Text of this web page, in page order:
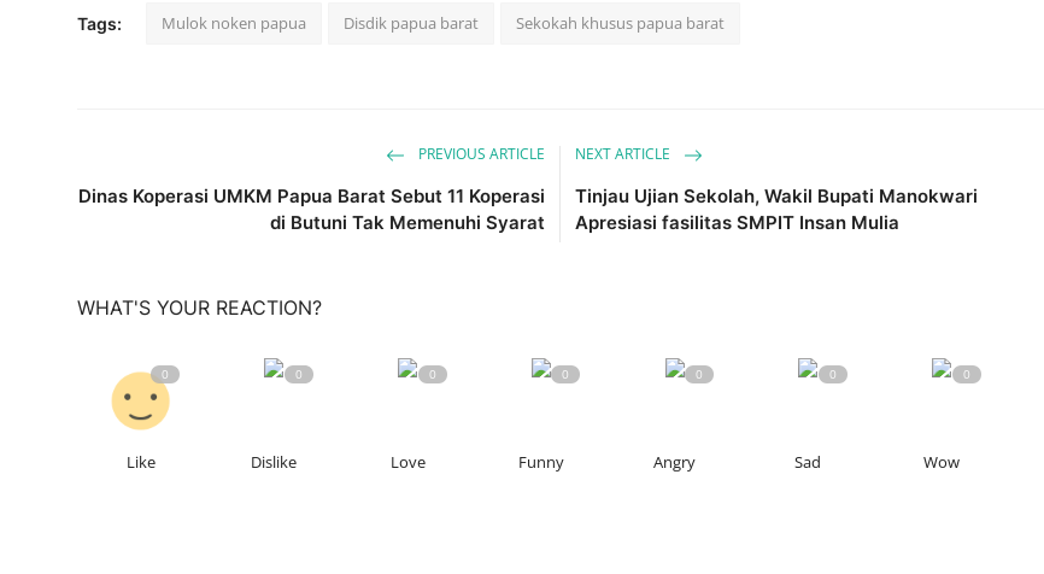
Tags: Mulok noken papua Disdik papua barat Sekokah khusus papua barat
PREVIOUS ARTICLE
Dinas Koperasi UMKM Papua Barat Sebut 11 Koperasi
di Butuni Tak Memenuhi Syarat
NEXT ARTICLE
Tinjau Ujian Sekolah, Wakil Bupati Manokwari
Apresiasi fasilitas SMPIT Insan Mulia
WHAT'S YOUR REACTION?
0
Like
0
Dislike
0
Love
0
Funny
0
Angry
0
Sad
0
Wow